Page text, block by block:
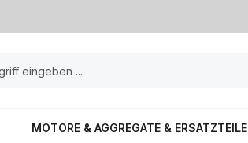
MOTORE & AGGREGATE & ERSATZTEILE